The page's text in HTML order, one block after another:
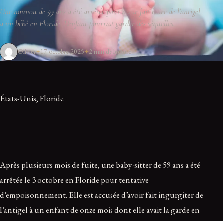
Une nounou de 59 ans a été arrêtée pour avoir fait boire de l'antigel
à un bébé en Floride. L'enfant pourrait garder des séquelles.
Olivier 17 octobre 2025 2 min de lecture
États-Unis, Floride
Après plusieurs mois de fuite, une baby-sitter de 59 ans a été
arrêtée le 3 octobre en Floride pour tentative
d’empoisonnement. Elle est accusée d’avoir fait ingurgiter de
l’antigel à un enfant de onze mois dont elle avait la garde en